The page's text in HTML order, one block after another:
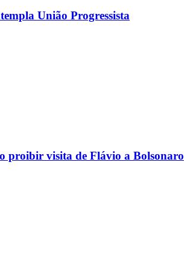
União Progressista
proibir visita de Flávio a Bolsonaro